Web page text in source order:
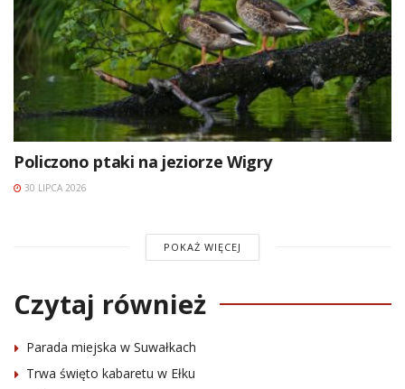
Policzono ptaki na jeziorze Wigry
30 LIPCA 2026
POKAŻ WIĘCEJ
Czytaj również
Parada miejska w Suwałkach
Trwa święto kabaretu w Ełku